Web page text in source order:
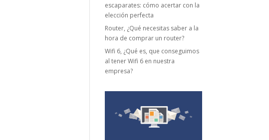
escaparates: cómo acertar con la
elección perfecta
Router, ¿Qué necesitas saber a la
hora de comprar un router?
Wifi 6, ¿Qué es, que conseguimos
al tener Wifi 6 en nuestra
empresa?